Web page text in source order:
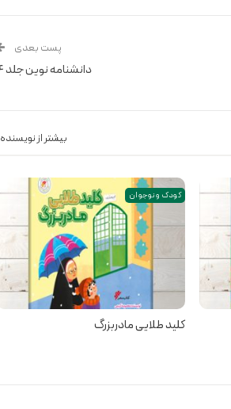
پست بعدی
دانشنامه نوین جلد ۴
بیشتر از نویسنده
کودک و نوجوان
کلید طلایی مادربزرگ